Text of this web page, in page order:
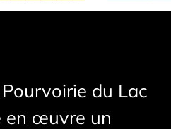
du Lac
en œuvre un